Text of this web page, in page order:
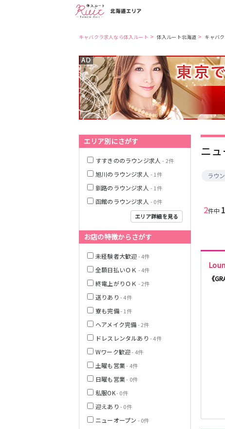
キャバクラ求人なら体入ルート > 体入ルート北海道 > キャバ
ニ
ラウ
2件中
《
エリア別にさがす
すすきののラウンジ求人- 2件
旭川のラウンジ求人 - 1件
釧路のラウンジ求人 - 1件
函館のラウンジ求人 - 0件
エリア詳細を見る
お店の特徴からさがす
未経験者大歓迎- 4件
全額日払いＯＫ - 4件
終電上がりＯＫ - 2件
送りあり - 4件
寮も完備- 1件
ヘアメイク完備- 2件
ドレスレンタルあり - 4件
Wワーク歓迎- 4件
土曜も営業- 4件
日曜も営業- 0件
私服OK- 0件
迎えあり - 0件
ニューオープン - 0件
札幌市
函館市
旭川市
釧路市
札幌市営地下鉄
南北線
札幌市営地下鉄
東豊線
札幌市電山鼻線
JR函館本線(小樽
～旭川)
JR根室本線(新得
函館市電２系統
JR釧網本線